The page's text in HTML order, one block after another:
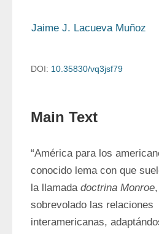
Jaime J. Lacueva Muñoz
DOI: 10.35830/vq3jsf79
Main Text
“América para los
conocido lema con que
la llamada doctrina Monroe
sobrevolado las relaciones
interamericanas,